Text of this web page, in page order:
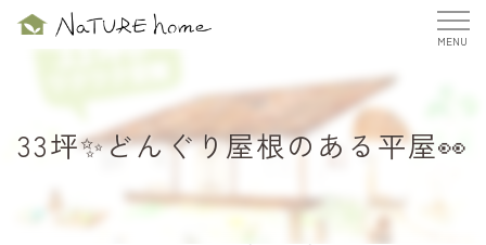
33坪✨どんぐり屋根のある平屋👀